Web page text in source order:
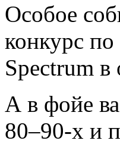
Особое
конкурс
Spectrum
А в фойе
80–90-х и